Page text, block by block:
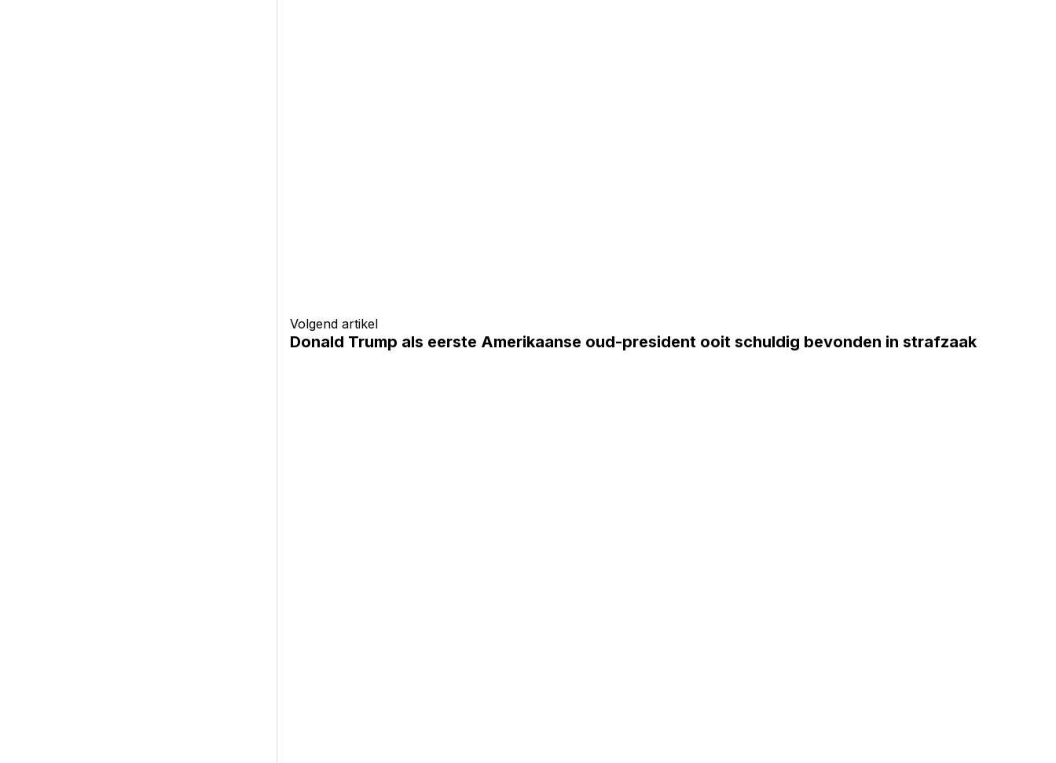
Volgend artikel
Donald Trump als eerste Amerikaanse oud-president ooit schuldig bevonden in strafzaak